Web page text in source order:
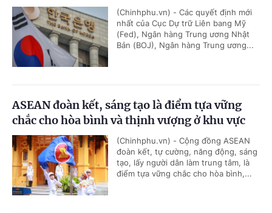
(Chinhphu.vn) - Các quyết định mới
nhất của Cục Dự trữ Liên bang Mỹ
(Fed), Ngân hàng Trung ương Nhật
Bản (BOJ), Ngân hàng Trung ương...
ASEAN đoàn kết, sáng tạo là điểm tựa vững
chắc cho hòa bình và thịnh vượng ở khu vực
(Chinhphu.vn) - Cộng đồng ASEAN
đoàn kết, tự cường, năng động, sáng
tạo, lấy người dân làm trung tâm, là
điểm tựa vững chắc cho hòa bình,...